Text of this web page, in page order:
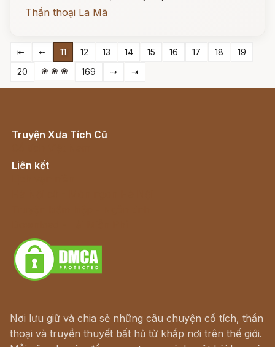
Thần thoại La Mã
⇤ ⇠ 11 12 13 14 15 16 17 18
19
20
❀ ❀ ❀ 169 ⇢ ⇥
Truyện Xưa Tích Cũ
Liên kết
Nơi lưu giữ và chia sẻ những câu chuyện cổ tích, thần
thoại và truyền thuyết bất hủ từ khắp nơi trên thế giới.